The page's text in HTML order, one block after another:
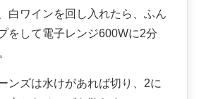
白ワインを回し入れたら、ふん
をして電子レンジ600Wに2分
ンズは水けがあれば切り、2に